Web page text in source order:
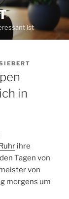
ist
in
ihre
Tagen von
von
morgens um